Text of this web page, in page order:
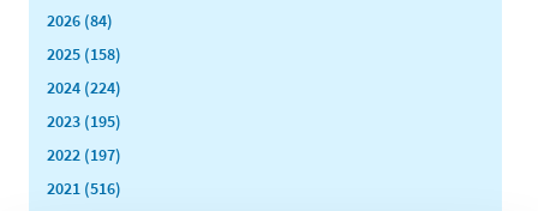
2026 (84)
2025 (158)
2024 (224)
2023 (195)
2022 (197)
2021 (516)